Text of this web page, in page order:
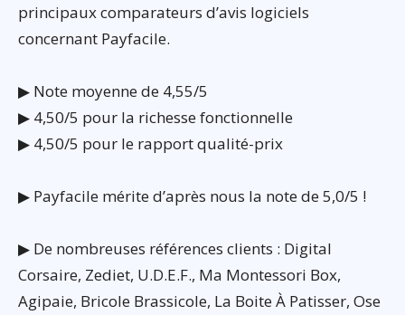
principaux comparateurs d’avis logiciels
concernant Payfacile.
▶ Note moyenne de 4,55/5
▶ 4,50/5 pour la richesse fonctionnelle
▶ 4,50/5 pour le rapport qualité-prix
▶ Payfacile mérite d’après nous la note de 5,0/5 !
▶ De nombreuses références clients : Digital
Corsaire, Zediet, U.D.E.F., Ma Montessori Box,
Agipaie, Bricole Brassicole, La Boite À Patisser, Ose